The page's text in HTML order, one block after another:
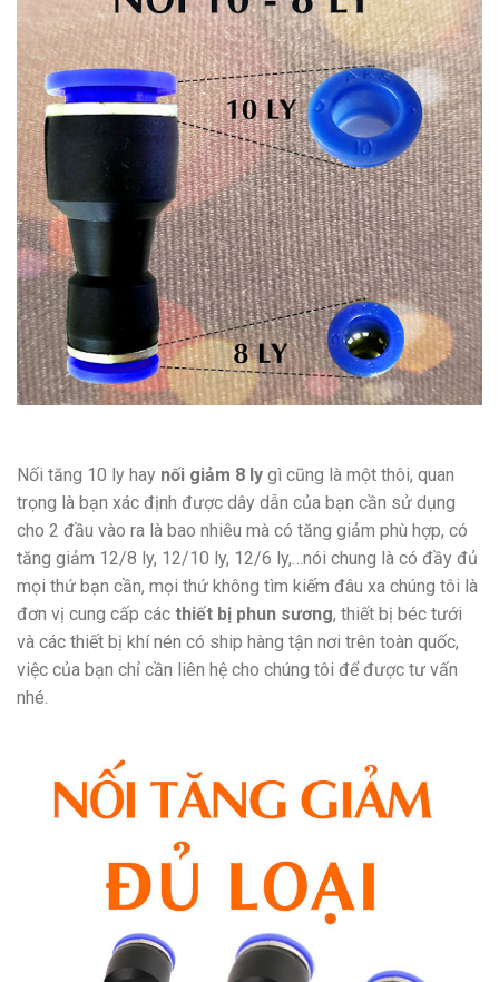
Nối tăng 10 ly hay nối giảm 8 ly gì cũng là một thôi, quan
trọng là bạn xác định được dây dẫn của bạn cần sử dụng
cho 2 đầu vào ra là bao nhiêu mà có tăng giảm phù hợp, có
tăng giảm 12/8 ly, 12/10 ly, 12/6 ly,…nói chung là có đầy đủ
mọi thứ bạn cần, mọi thứ không tìm kiếm đâu xa chúng tôi là
đơn vị cung cấp các thiết bị phun sương, thiết bị béc tưới
và các thiết bị khí nén có ship hàng tận nơi trên toàn quốc,
việc của bạn chỉ cần liên hệ cho chúng tôi để được tư vấn
nhé.